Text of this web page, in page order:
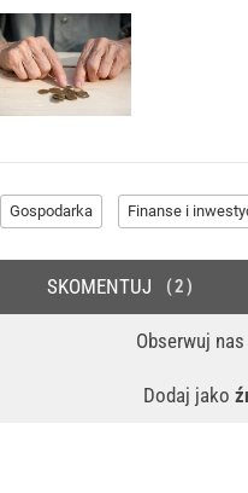
Gospodarka Finanse i
Obserwuj nas
Dodaj jako
SKOMENTUJ 2